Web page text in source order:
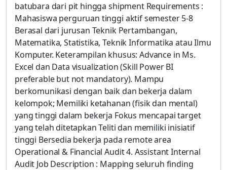
batubara dari pit hingga shipment Requirements :
Mahasiswa perguruan tinggi aktif semester 5-8
Berasal dari jurusan Teknik Pertambangan,
Matematika, Statistika, Teknik Informatika atau Ilmu
Komputer. Keterampilan khusus: Advance in Ms.
Excel dan Data visualization (Skill Power BI
preferable but not mandatory). Mampu
berkomunikasi dengan baik dan bekerja dalam
kelompok; Memiliki ketahanan (fisik dan mental)
yang tinggi dalam bekerja Fokus mencapai target
yang telah ditetapkan Teliti dan memiliki inisiatif
tinggi Bersedia bekerja pada remote area
Operational & Financial Audit 4. Assistant Internal
Audit Job Description : Mapping seluruh finding